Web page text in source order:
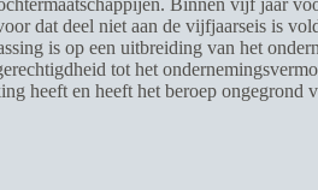
Binnen vijf jaar
dat deel niet aan de vijfjaarseis is
is op een uitbreiding van het
tot het
heeft en heeft het beroep ongegrond